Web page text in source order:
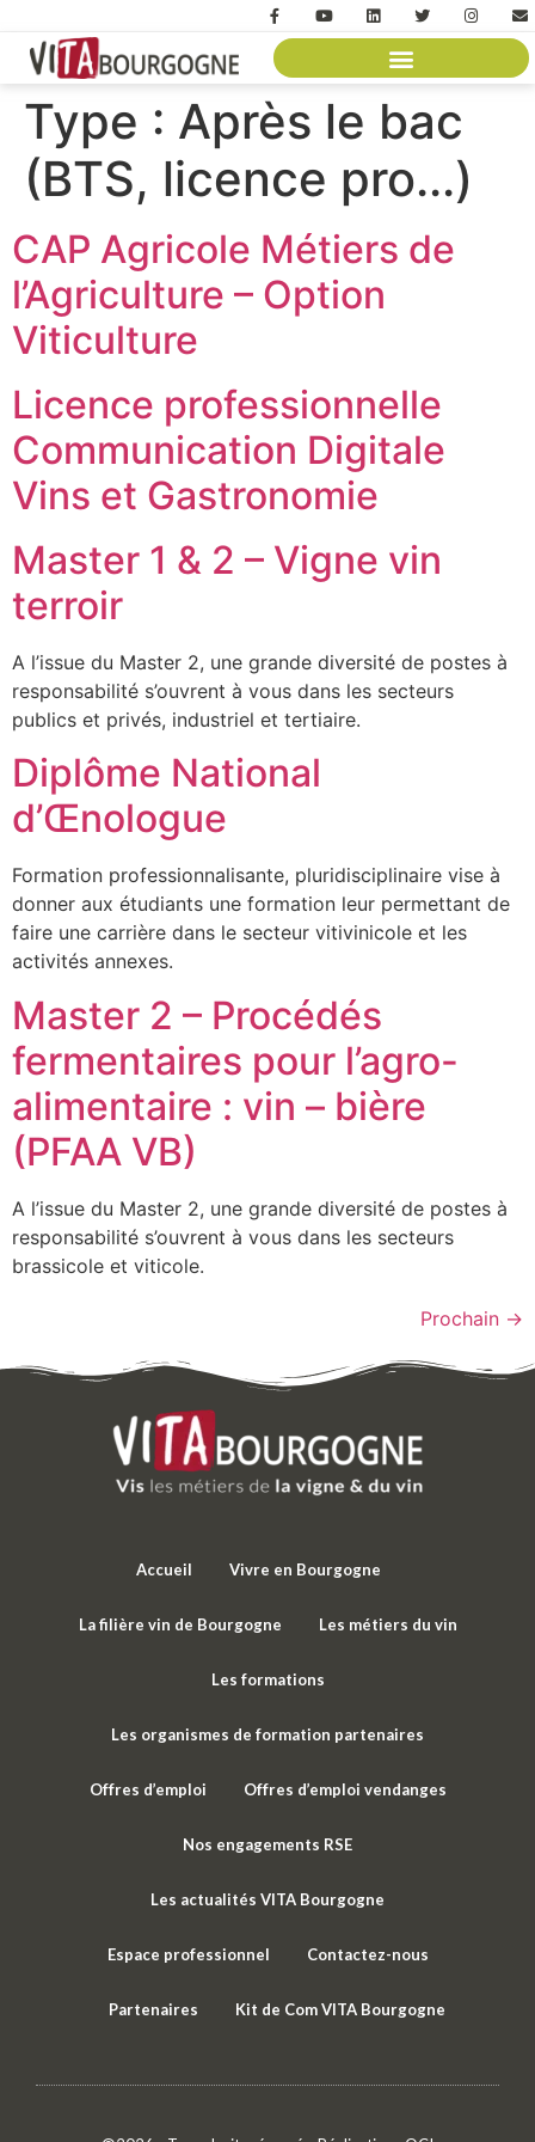
Type : Après le bac
(BTS, licence pro...)
CAP Agricole Métiers de
l’Agriculture – Option
Viticulture
Licence professionnelle
Communication Digitale
Vins et Gastronomie
Master 1 & 2 – Vigne vin
terroir
A l’issue du Master 2, une grande diversité de postes à
responsabilité s’ouvrent à vous dans les secteurs
publics et privés, industriel et tertiaire.
Diplôme National
d’Œnologue
Formation professionnalisante, pluridisciplinaire vise à
donner aux étudiants une formation leur permettant de
faire une carrière dans le secteur vitivinicole et les
activités annexes.
Master 2 – Procédés
fermentaires pour l’agro-
alimentaire : vin – bière
(PFAA VB)
A l’issue du Master 2, une grande diversité de postes à
responsabilité s’ouvrent à vous dans les secteurs
brassicole et viticole.
Prochain →
Accueil Vivre en Bourgogne
La filière vin de Bourgogne Les métiers du vin
Les formations
Les organismes de formation partenaires
Offres d’emploi Offres d’emploi vendanges
Nos engagements RSE
Les actualités VITA Bourgogne
Espace professionnel Contactez-nous
Partenaires Kit de Com VITA Bourgogne